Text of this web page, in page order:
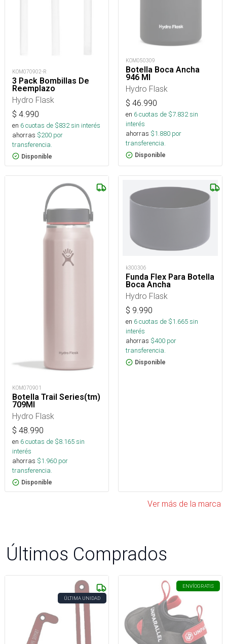
KOM070902-R
3 Pack Bombillas De
Reemplazo
Hydro Flask
$ 4.990
en 6cuotas de $832sin interés
ahorras $200 por
transferencia.
Disponible
KOM050309
Botella Boca Ancha
946 Ml
Hydro Flask
$ 46.990
en 6cuotas de $7.832sin
interés
ahorras $1.880 por
transferencia.
Disponible
KOM070901
Botella Trail Series(tm)
709Ml
Hydro Flask
$ 48.990
en 6cuotas de $8.165sin
interés
ahorras $1.960 por
transferencia.
Disponible
k300306
Funda Flex Para Botella
Boca Ancha
Hydro Flask
$ 9.990
en 6cuotas de $1.665sin
interés
ahorras $400 por
transferencia.
Disponible
Ver más de la marca
Últimos Comprados
ÚLTIMA UNIDAD
ENVÍOGRATIS